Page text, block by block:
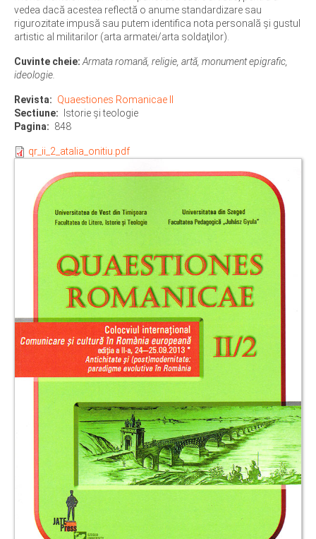
vedea dacă acestea reflectă o anume standardizare sau
rigurozitate impusă sau putem identifica nota personală şi gustul
artistic al militarilor (arta armatei/arta soldaţilor).
Cuvinte cheie: Armata romană, religie, artă, monument epigrafic,
ideologie.
Revista
Quaestiones Romanicae II
Sectiune
Istorie și teologie
Pagina
848
qr_ii_2_atalia_onitiu.pdf